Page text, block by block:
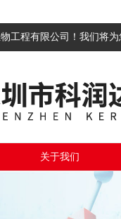
工程有限公司！我们将为
关于我们